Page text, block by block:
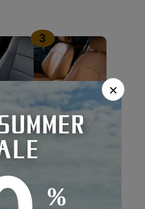
GT
3
Dotty ／ LUXUR-
SPOLT
×